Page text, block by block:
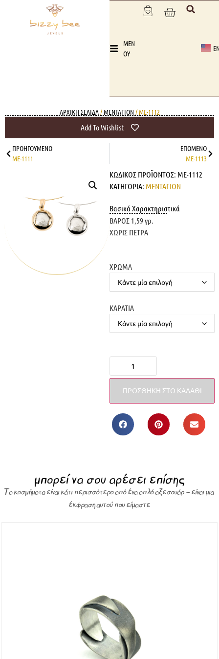
MEN
OY
ΑΡΧΙΚΉ ΣΕΛΊΔΑ/ ΜΕΝΤΑΓΙΟΝ / ME-1112
Add To Wishlist
ΠΡΟΗΓΟΎΜΕΝΟ
ME-1111
ΕΠΌΜΕΝΟ
ME-1113
ΚΩΔΙΚΌΣ ΠΡΟΪΌΝΤΟΣ: ME-1112
ΚΑΤΗΓΟΡΊΑ: ΜΕΝΤΑΓΙΟΝ
Βασικά Χαρακτηριστικά
ΒΑΡΟΣ 1,59 γρ.
ΧΩΡΙΣ ΠΕΤΡΑ
ΧΡΩΜΑ
ΚΑΡΑΤΙΑ
ΠΡΟΣΘΉΚΗ ΣΤΟ ΚΑΛΆΘΙ
μπορεί να σου αρέσει επίσης
Τα κοσμήματα είναι κάτι περισσότερο από ένα απλό αξεσουάρ – είναι μια
έκφραση αυτού που είμαστε